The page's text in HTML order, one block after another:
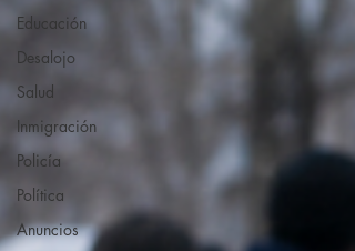
Educación
Desalojo
Salud
Inmigración
Policía
Política
Anuncios